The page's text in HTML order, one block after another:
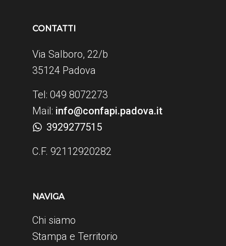
CONTATTI
Via Salboro, 22/b
35124 Padova
Tel: 049 8072273
Mail: info@confapi.padova.it
3929277515
C.F. 92112920282
NAVIGA
Chi siamo
Stampa e Territorio